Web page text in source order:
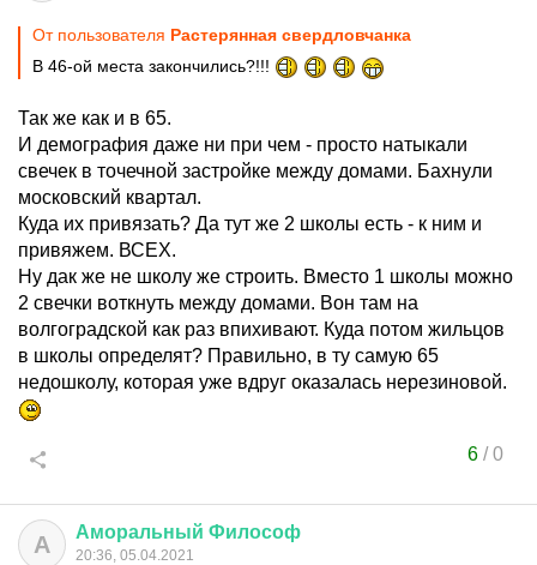
От пользователя Растерянная свердловчанка
В 46-ой места закончились?!!!
Так же как и в 65.
И демография даже ни при чем - просто натыкали
свечек в точечной застройке между домами. Бахнули
московский квартал.
Куда их привязать? Да тут же 2 школы есть - к ним и
привяжем. ВСЕХ.
Ну дак же не школу же строить. Вместо 1 школы можно
2 свечки воткнуть между домами. Вон там на
волгоградской как раз впихивают. Куда потом жильцов
в школы определят? Правильно, в ту самую 65
недошколу, которая уже вдруг оказалась нерезиновой.
6/0
А Аморальный Философ
20:36, 05.04.2021